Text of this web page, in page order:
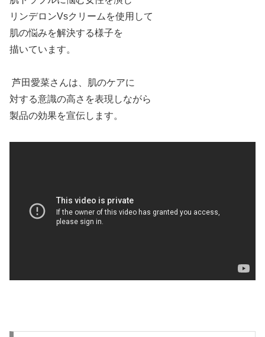
リンデロンVsクリームを使用して
肌の悩みを解決する様子を
描いています。
芦田愛菜さんは、肌のケアに
対する意識の高さを表現しながら
製品の効果を宣伝します。